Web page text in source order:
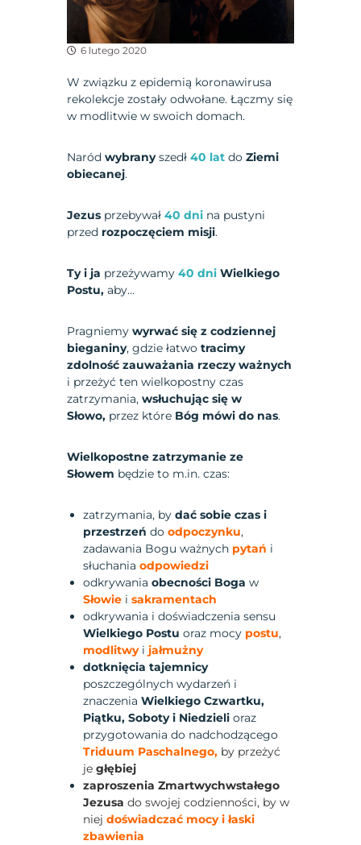
6 lutego 2020
W związku z epidemią koronawirusa
rekolekcje zostały odwołane. Łączmy się
w modlitwie w swoich domach.
Naród wybranyszedł40 lat doZiemi
obiecanej.
Jezus przebywał40 dni na pustyni
przed rozpoczęciem misji.
Ty i ja przeżywamy40 dni Wielkiego
Postu, aby…
Pragniemywyrwać się z codziennej
bieganiny, gdzie łatwotracimy
zdolność zauważania rzeczy ważnych
i przeżyć ten wielkopostny czas
zatrzymania,wsłuchując się w
Słowo, przez które Bóg mówi do nas.
Wielkopostne zatrzymanie ze
Słowem będzie to m.in. czas:
zatrzymania, bydać sobie czas i
przestrzeń doodpoczynku,
zadawania Bogu ważnych pytań i
słuchaniaodpowiedzi
odkrywaniaobecności Boga w
Słowie isakramentach
odkrywania i doświadczenia sensu
Wielkiego Postu oraz mocy postu,
modlitwyi jałmużny
dotknięcia tajemnicy
poszczególnych wydarzeń i
znaczeniaWielkiego Czwartku,
Piątku, Soboty i Niedzieli oraz
przygotowania do nadchodzącego
Triduum Paschalnego, by przeżyć
jegłębiej
zaproszenia Zmartwychwstałego
Jezusa do swojej codzienności, by w
niejdoświadczać mocy i łaski
zbawienia